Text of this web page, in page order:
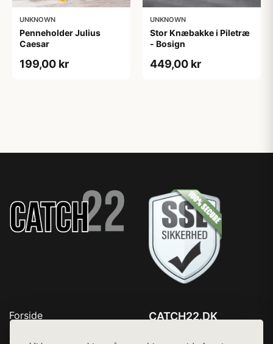
UNKNOWN
Penneholder Julius
Caesar
199,00 kr
UNKNOWN
Stor Knæbakke i Piletræ
- Bosign
449,00 kr
Forside
CATCH22.DK